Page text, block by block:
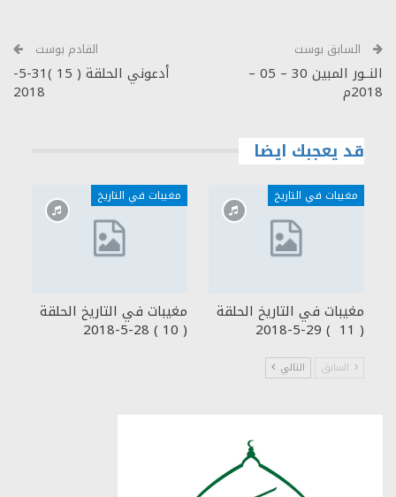
السابق بوست
النــور المبين 30 – 05 –
2018م
القادم بوست
أدعوني الحلقة ( 15 )31-5-
2018
قد يعجبك ايضا
مغيبات في التاريخ
مغيبات في التاريخ الحلقة
( 11 ) 29-5-2018
مغيبات في التاريخ
مغيبات في التاريخ الحلقة
( 10 ) 28-5-2018
السابق التالي